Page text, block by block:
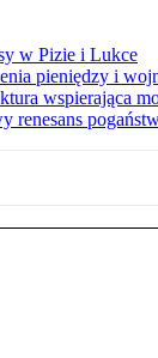
w Pizie i Lukce
pieniędzy i
wspierająca
renesans